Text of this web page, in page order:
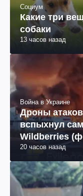
Социум
Какие три
собаки
13 часов назад
Война в Украине
Дроны
вспыхнул
Wildberries
20 часов назад